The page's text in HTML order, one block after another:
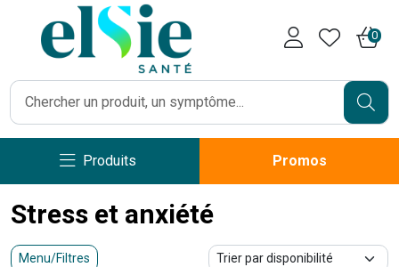
0
Produits Promos
Stress et anxiété
Menu/Filtres